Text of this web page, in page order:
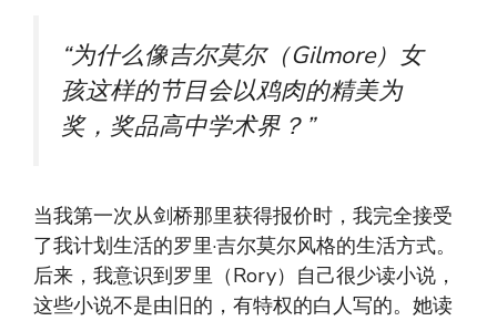
“为什么像吉尔莫尔（Gilmore）女
孩这样​​的节目会以鸡肉的精美为
奖，奖品高中学术界？”
当我第一次从剑桥那里获得报价时，我完全接受
了我计划生活的罗里·吉尔莫尔风格的生活方式。
后来，我意识到罗里（Rory）自己很少读小说，
这些小说不是由旧的，有特权的白人写的。她读